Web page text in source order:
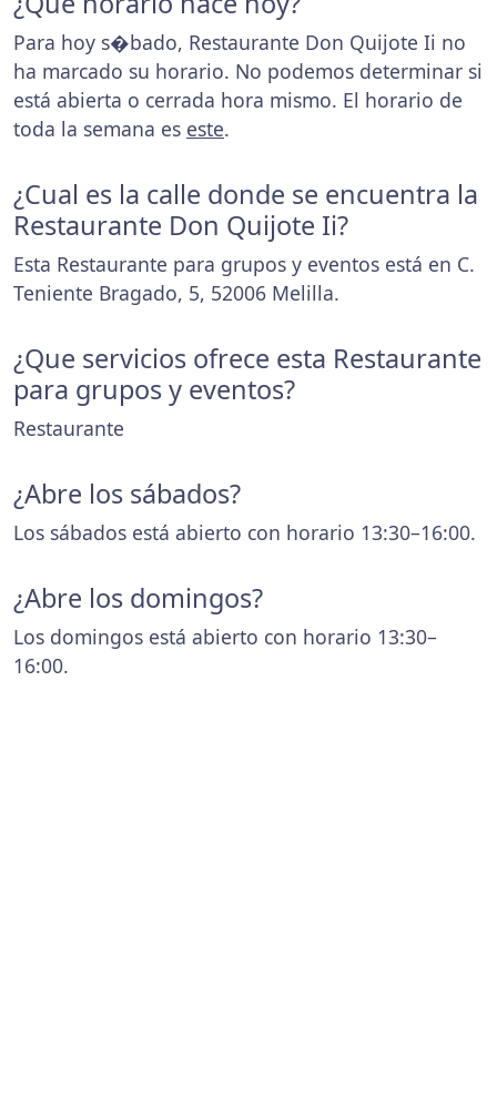
Para hoy s�bado, Restaurante Don Quijote Ii no
ha marcado su horario. No podemos determinar si
está abierta o cerrada hora mismo. El horario de
toda la semana es este.
¿Cual es la calle donde se encuentra la
Restaurante Don Quijote Ii?
Esta Restaurante para grupos y eventos está en C.
Teniente Bragado, 5, 52006 Melilla.
¿Que servicios ofrece esta Restaurante
para grupos y eventos?
Restaurante
¿Abre los sábados?
Los sábados está abierto con horario 13:30–16:00.
¿Abre los domingos?
Los domingos está abierto con horario 13:30–
16:00.